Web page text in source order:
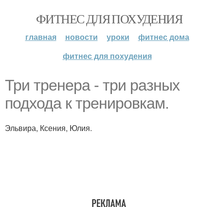
ФИТНЕС ДЛЯ ПОХУДЕНИЯ
главная новости уроки
фитнес дома
фитнес для похудения
Три тренера - три разных
подхода к тренировкам.
Эльвира, Ксения, Юлия.